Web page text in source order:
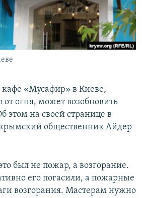
КРЫМА
«Мусафир» в Киеве,
от огня, может возобновить
этом на своей странице в
общественник Айдер
был не пожар, а возгорание.
его погасили, а пожарные
возгорания. Мастерам нужно